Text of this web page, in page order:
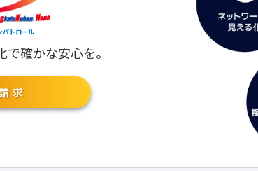
パトロール
確かな安心を。
求